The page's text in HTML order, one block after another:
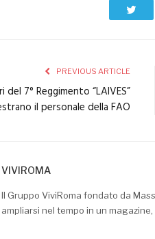
PREVIOUS ARTICLE
del 7° Reggimento “LAIVES”
il personale della FAO
VIVIROMA
Il Gruppo ViviRoma fondato da
ampliarsi nel tempo in un magazine,